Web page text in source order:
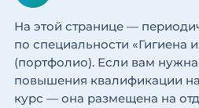
На этой странице —
по специальности «Гигиена
(портфолио). Если вам
повышения квалификации
курс — она размещена на